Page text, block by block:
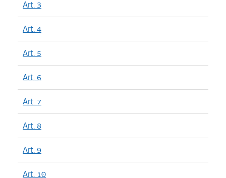
Art. 3
Art. 4
Art. 5
Art. 6
Art. 7
Art. 8
Art. 9
Art. 10